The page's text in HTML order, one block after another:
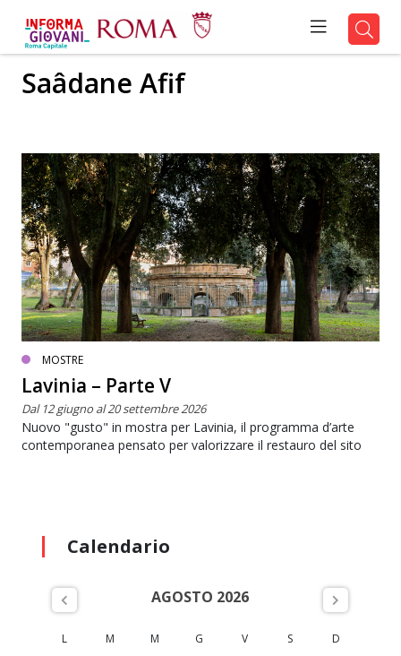
Saâdane Afif
MOSTRE
Lavinia – Parte V
Dal 12 giugno al 20 settembre 2026
Nuovo "gusto" in mostra per Lavinia, il programma d’arte
contemporanea pensato per valorizzare il restauro del sito
Calendario
AGOSTO 2026
L M M G V S D